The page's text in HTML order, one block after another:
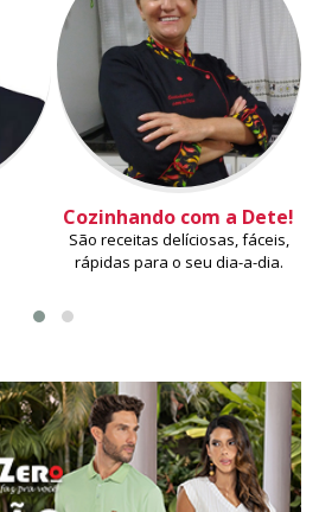
Cozinhando com a Dete!
São receitas delíciosas, fáceis,
rápidas para o seu dia-a-dia.